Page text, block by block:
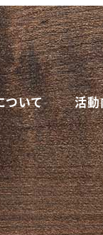
ついて 活